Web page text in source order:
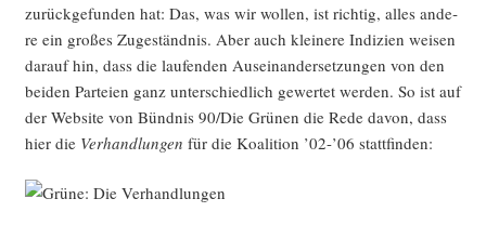
zurück­ge­fun­den hat: Das, was wir wol­len, ist rich­tig, alles ande­
re ein gro­ßes Zuge­ständ­nis. Aber auch klei­ne­re Indi­zi­en wei­sen
dar­auf hin, dass die lau­fen­den Aus­ein­an­der­set­zun­gen von den
bei­den Par­tei­en ganz unter­schied­lich gewer­tet wer­den. So ist auf
der Web­site von Bünd­nis 90/Die Grü­nen die Rede davon, dass
hier die Ver­hand­lun­gen für die Koali­ti­on ’02-’06 stattfinden: